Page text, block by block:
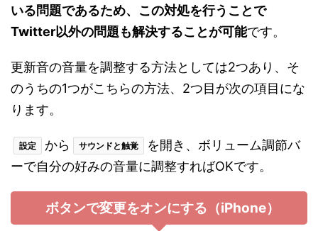
いる問題であるため、この対処を行うことで
Twitter以外の問題も解決することが可能です。
更新音の音量を調整する方法としては2つあり、そ
のうちの1つがこちらの方法、2つ目が次の項目にな
ります。
設定 から サウンドと触覚
を開き、ボリューム調節バ
ーで自分の好みの音量に調整すればOKです。
ボタンで変更をオンにする（iPhone）